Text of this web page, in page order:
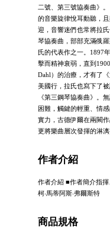
二號、第三號協奏曲》。
的音樂旋律悅耳動聽，
迎，音響迷們也常將拉
琴協奏曲，部部充滿俄
氏的代表作之一。1897
擊而精神衰弱，直到
Dahl）的治療，才有了
美國行，拉氏也寫下了
《第三鋼琴協奏曲》。
困難，觸鍵的輕重、情
實力，古德伊爾在兩闕
更將樂曲層次發揮的淋
作者介紹
作者介紹 ■作者簡介指
柯‧馬蒂阿斯‧弗爾斯特
商品規格